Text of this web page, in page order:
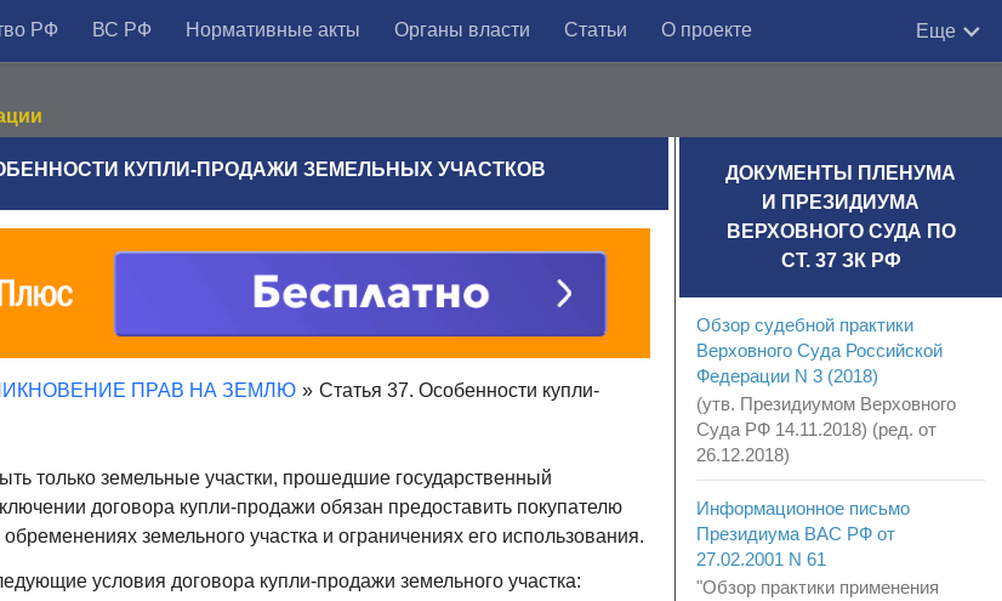
РФ ВС РФ Нормативные акты Органы власти Статьи О проекте Еще
КУПЛИ-ПРОДАЖИ ЗЕМЕЛЬНЫХ УЧАСТКОВ
ПРАВ НА ЗЕМЛЮ » Статья 37. Особенности купли-
только земельные участки, прошедшие государственный
договора купли-продажи обязан предоставить покупателю
земельного участка и ограничениях его использования.
условия договора купли-продажи земельного участка:
ДОКУМЕНТЫ ПЛЕНУМА
И ПРЕЗИДИУМА
ВЕРХОВНОГО СУДА ПО
СТ. 37 ЗК РФ
Обзор судебной практики
Верховного Суда Российской
Федерации N 3 (2018)
(утв. Президиумом Верховного
Суда РФ 14.11.2018) (ред. от
26.12.2018)
Информационное письмо
Президиума ВАС РФ от
27.02.2001 N 61
"Обзор практики применения